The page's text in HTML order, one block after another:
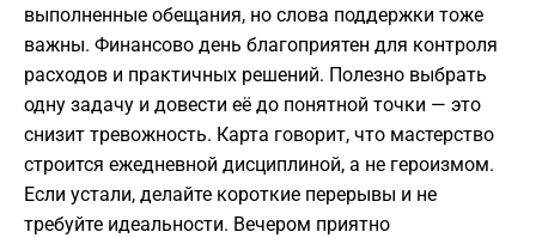
выполненные обещания, но слова поддержки тоже
важны. Финансово день благоприятен для контроля
расходов и практичных решений. Полезно выбрать
одну задачу и довести её до понятной точки — это
снизит тревожность. Карта говорит, что мастерство
строится ежедневной дисциплиной, а не героизмом.
Если устали, делайте короткие перерывы и не
требуйте идеальности. Вечером приятно